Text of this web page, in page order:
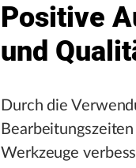
Positive
und
Durch die
Werkzeuge